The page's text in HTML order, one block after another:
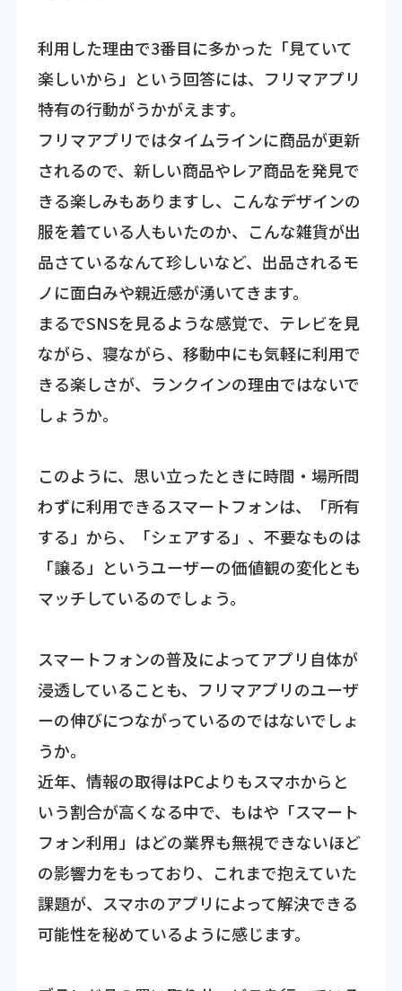
利用した理由で3番目に多かった「見ていて
楽しいから」という回答には、フリマアプリ
特有の行動がうかがえます。
フリマアプリではタイムラインに商品が更新
されるので、新しい商品やレア商品を発見で
きる楽しみもありますし、こんなデザインの
服を着ている人もいたのか、こんな雑貨が出
品さているなんて珍しいなど、出品されるモ
ノに面白みや親近感が湧いてきます。
まるでSNSを見るような感覚で、テレビを見
ながら、寝ながら、移動中にも気軽に利用で
きる楽しさが、ランクインの理由ではないで
しょうか。
このように、思い立ったときに時間・場所問
わずに利用できるスマートフォンは、「所有
する」から、「シェアする」、不要なものは
「譲る」というユーザーの価値観の変化とも
マッチしているのでしょう。
スマートフォンの普及によってアプリ自体が
浸透していることも、フリマアプリのユーザ
ーの伸びにつながっているのではないでしょ
うか。
近年、情報の取得はPCよりもスマホからと
いう割合が高くなる中で、もはや「スマート
フォン利用」はどの業界も無視できないほど
の影響力をもっており、これまで抱えていた
課題が、スマホのアプリによって解決できる
可能性を秘めているように感じます。